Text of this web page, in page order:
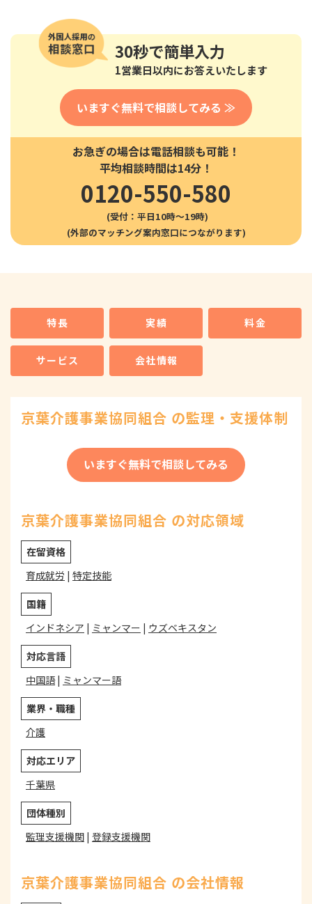
30秒で簡単入力
1営業日以内にお答えいたします
いますぐ無料で相談してみる ≫
お急ぎの場合は電話相談も可能！
平均相談時間は14分！
0120-550-580
(受付：平日10時〜19時)
特長 実績 料金
サービス 会社情報
京葉介護事業協同組合 の監理・支援体制
いますぐ無料で相談してみる
京葉介護事業協同組合 の対応領域
在留資格
育成就労 | 特定技能
国籍
インドネシア | ミャンマー | ウズベキスタン
対応言語
中国語| ミャンマー語
業界・職種
介護
対応エリア
千葉県
団体種別
監理支援機関 | 登録支援機関
京葉介護事業協同組合 の会社情報